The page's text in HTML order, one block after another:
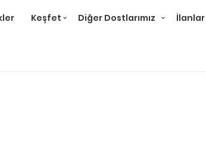
Keşfet Diğer Dostlarımız İlanlar